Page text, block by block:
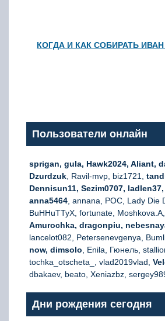
КОГДА И КАК СОБИРАТЬ
Пользователи онлайн
sprigan, gula, Hawk2024, Aliant,
Dzurdzuk , Ravil-mvp, biz1721,
Dennisun11, Sezim0707,
anna5464 , annana, РОС, Lady Die
BuHHuTTyX, fortunate, Moshkova.A,
Amurochka, dragonpiu,
lancelot082, Petersenevgenya,
now, dimsolo , Enila, Гюнель,
tochka_otscheta_, vlad2019vlad,
dbakaev, beato, Xeniazbz,
Дни рождения сегодня